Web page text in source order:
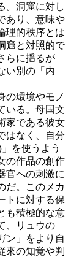
。洞窟に対し
あり、意味や
理的秩序とは
窟と対照的で
らに揺るが
い別の「内
の環境やモノ
いる。母国文
家である彼女
はなく、自分
を使うよう
の作品の創作
官への刺激に
だ。このメカ
トに対する保
も積極的な意
、リュウの
ン」をより自
來の知覚や判